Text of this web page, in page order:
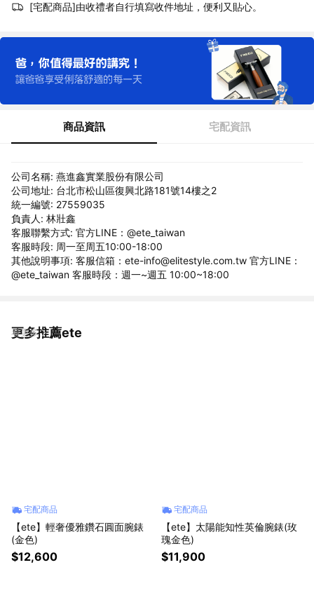
[宅配商品]由收禮者自行填寫收件地址，便利又貼心。
商品資訊 宅配資訊
公司名稱: 燕進鑫實業股份有限公司
公司地址: 台北市松山區復興北路181號14樓之2
統一編號: 27559035
負責人: 林壯鑫
客服聯繫方式: 官方LINE：@ete_taiwan
客服時段: 周一至周五10:00-18:00
其他說明事項: 客服信箱：ete-info@elitestyle.com.tw 官方LINE：
@ete_taiwan 客服時段：週一~週五 10:00~18:00
更多推薦ete
看更多
宅配商品
【ete】輕奢優雅鑽石圓面腕錶
(金色)
$12,600
宅配商品
【ete】太陽能知性英倫腕錶(玫
瑰金色)
$11,900